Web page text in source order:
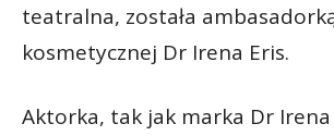
teatralna, została
kosmetycznej Dr Irena Eris.
Aktorka, tak jak marka Dr Irena